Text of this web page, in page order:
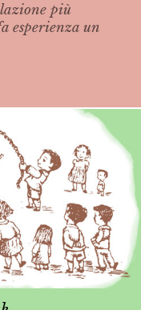
più
esperienza un